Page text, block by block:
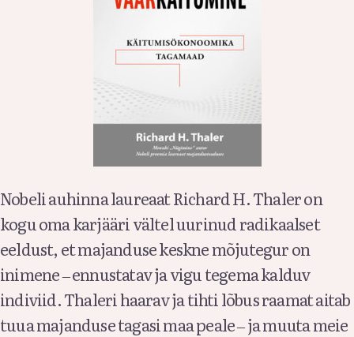
Nobeli auhinna laureaat Richard H. Thaler on
kogu oma karjääri vältel uurinud radikaalset
eeldust, et majanduse keskne mõjutegur on
inimene ‒ ennustatav ja vigu tegema kalduv
indiviid. Thaleri haarav ja tihti lõbus raamat aitab
tuua majanduse tagasi maa peale ‒ ja muuta meie